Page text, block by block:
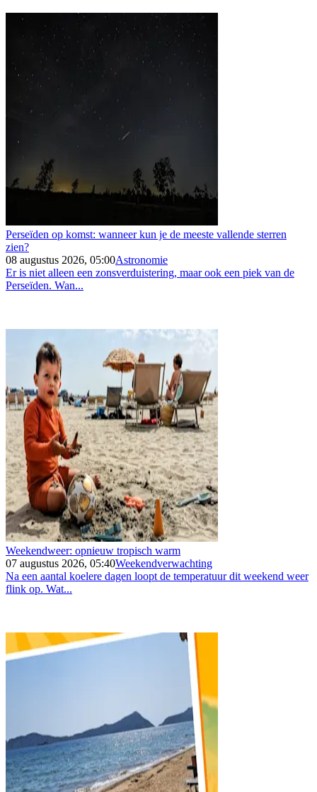
Perseïden op komst: wanneer kun je de meeste vallende sterren
zien?
08 augustus 2026, 05:00Astronomie
Er is niet alleen een zonsverduistering, maar ook een piek van de
Perseïden. Wan...
Weekendweer: opnieuw tropisch warm
07 augustus 2026, 05:40Weekendverwachting
Na een aantal koelere dagen loopt de temperatuur dit weekend weer
flink op. Wat...